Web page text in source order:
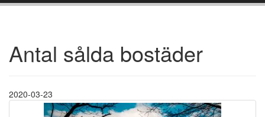
Antal sålda bostäder
2020-03-23